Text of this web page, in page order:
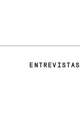
ENTREVISTAS